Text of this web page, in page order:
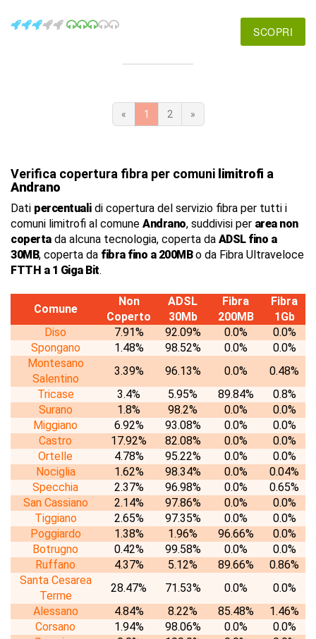
SCOPRI
« 1 2 »
Verifica copertura fibra per comuni limitrofi a
Andrano
Dati percentualidi copertura del servizio fibra per tutti i
comuni limitrofi al comune Andrano, suddivisi per area non
copertada alcuna tecnologia, coperta da ADSL fino a
30MB, coperta da fibra fino a 200MBo da Fibra Ultraveloce
FTTH a 1 Giga Bit.
Comune
Non
Coperto
ADSL
30Mb
Fibra
200MB
Fibra
1Gb
Diso
7.91% 92.09% 0.0%
0.0%
Spongano
1.48% 98.52% 0.0%
0.0%
Montesano
Salentino
3.39% 96.13% 0.0%
0.48%
Tricase
3.4% 5.95% 89.84%
0.8%
Surano
1.8% 98.2% 0.0%
0.0%
Miggiano
6.92% 93.08% 0.0%
0.0%
Castro
17.92% 82.08% 0.0%
0.0%
Ortelle
4.78% 95.22% 0.0%
0.0%
Nociglia
1.62% 98.34% 0.0%
0.04%
Specchia
2.37% 96.98% 0.0%
0.65%
San Cassiano
2.14% 97.86% 0.0%
0.0%
Tiggiano
2.65% 97.35% 0.0%
0.0%
Poggiardo
1.38% 1.96% 96.66%
0.0%
Botrugno
0.42% 99.58% 0.0%
0.0%
Ruffano
4.37% 5.12% 89.66%
0.86%
Santa Cesarea
Terme
28.47% 71.53% 0.0%
0.0%
Alessano
4.84% 8.22% 85.48%
1.46%
Corsano
1.94% 98.06% 0.0%
0.0%